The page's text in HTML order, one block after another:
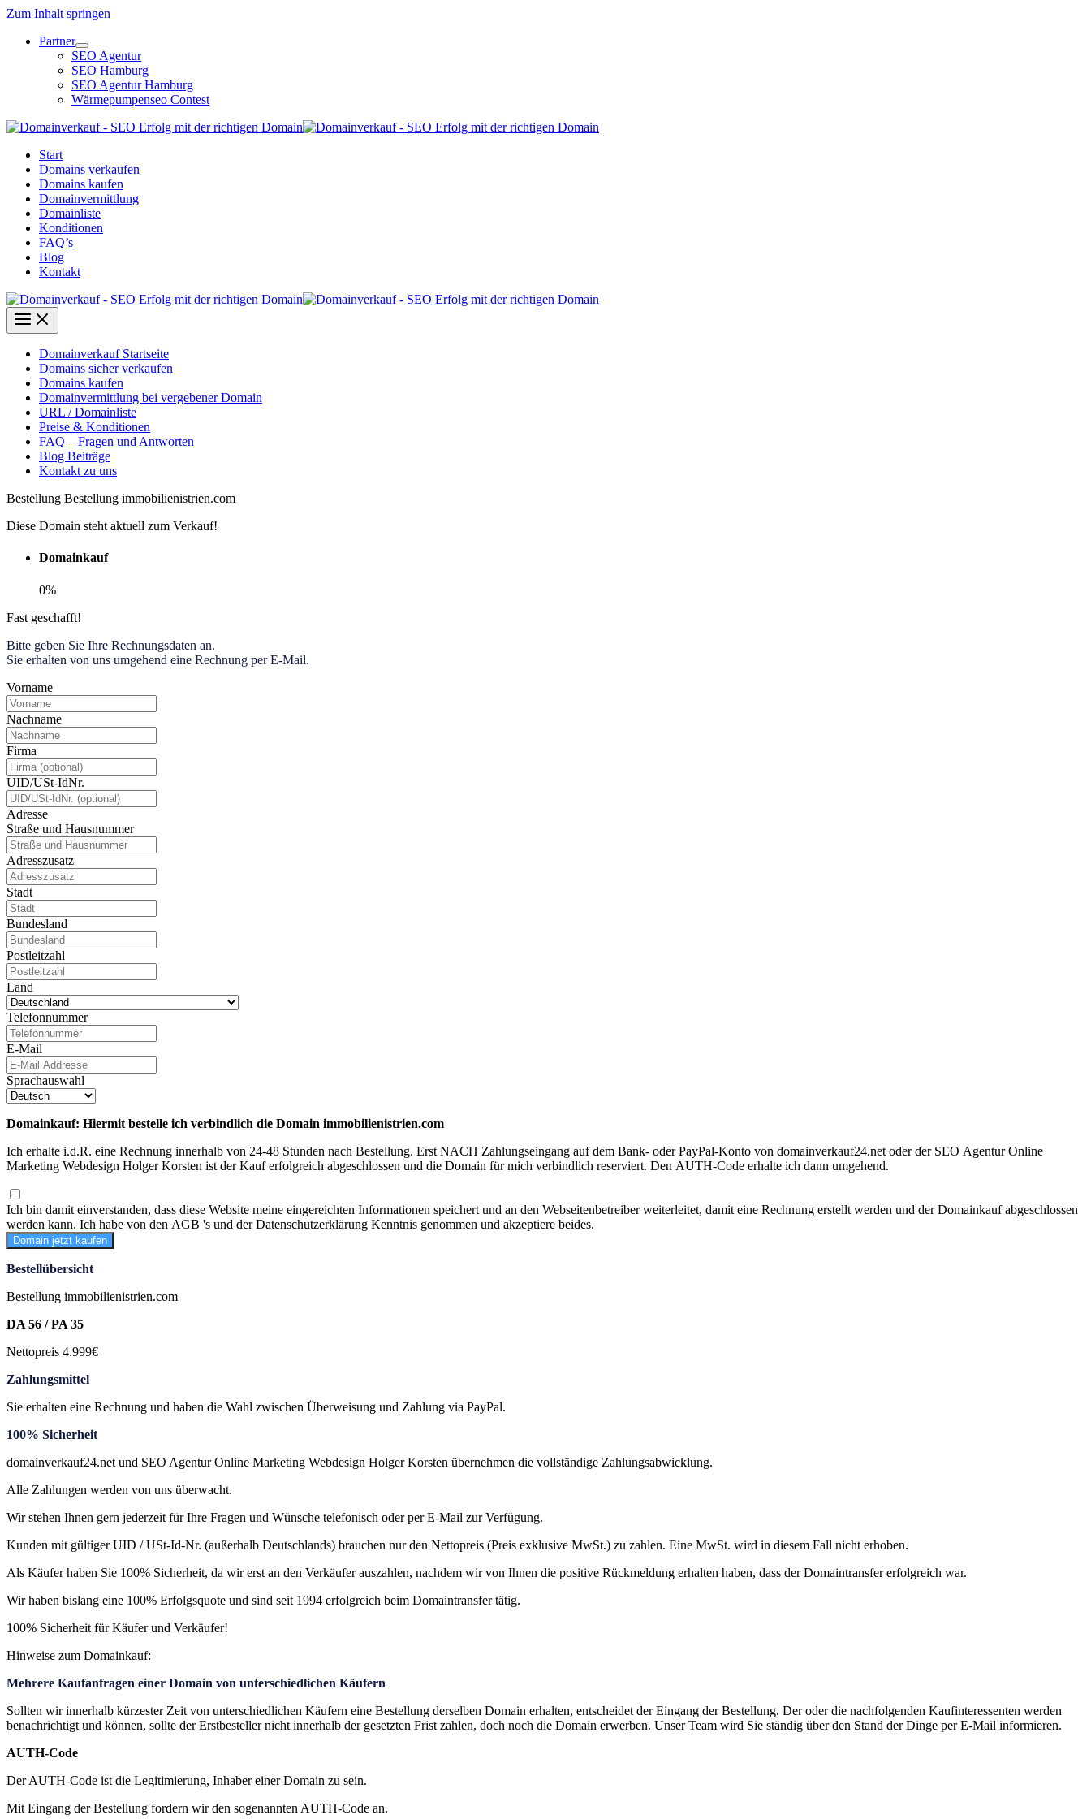
Zum Inhalt springen
Partner
SEO Agentur
SEO Hamburg
SEO Agentur Hamburg
Wärmepumpenseo Contest
Start
Domains verkaufen
Domains kaufen
Domainvermittlung
Domainliste
Konditionen
FAQ’s
Blog
Kontakt
Domainverkauf Startseite
Domains sicher verkaufen
Domains kaufen
Domainvermittlung bei vergebener Domain
URL / Domainliste
Preise & Konditionen
FAQ – Fragen und Antworten
Blog Beiträge
Kontakt zu uns
Bestellung Bestellung immobilienistrien.com
Diese Domain steht aktuell zum Verkauf!
Domainkauf
0%
Fast geschafft!
Bitte geben Sie Ihre Rechnungsdaten an.
Sie erhalten von uns umgehend eine Rechnung per E-Mail.
Vorname
Nachname
Firma
UID/USt-IdNr.
Adresse
Straße und Hausnummer
Adresszusatz
Stadt
Bundesland
Postleitzahl
Land
Telefonnummer
E-Mail
Sprachauswahl
Domainkauf: Hiermit bestelle ich verbindlich die Domain immobilienistrien.com
Ich erhalte i.d.R. eine Rechnung innerhalb von 24-48 Stunden nach Bestellung. Erst NACH Zahlungseingang auf dem Bank- oder PayPal-Konto von domainverkauf24.net oder der SEO Agentur Online
Marketing Webdesign Holger Korsten ist der Kauf erfolgreich abgeschlossen und die Domain für mich verbindlich reserviert. Den AUTH-Code erhalte ich dann umgehend.
Ich bin damit einverstanden, dass diese Website meine eingereichten Informationen speichert und an den Webseitenbetreiber weiterleitet, damit eine Rechnung erstellt werden und der Domainkauf abgeschlossen
werden kann. Ich habe von den AGB 's und der Datenschutzerklärung Kenntnis genommen und akzeptiere beides.
Domain jetzt kaufen
Bestellübersicht
Bestellung immobilienistrien.com
DA 56 / PA 35
Nettopreis 4.999€
Zahlungsmittel
Sie erhalten eine Rechnung und haben die Wahl zwischen Überweisung und Zahlung via PayPal.
100% Sicherheit
domainverkauf24.net und SEO Agentur Online Marketing Webdesign Holger Korsten übernehmen die vollständige Zahlungsabwicklung.
Alle Zahlungen werden von uns überwacht.
Wir stehen Ihnen gern jederzeit für Ihre Fragen und Wünsche telefonisch oder per E-Mail zur Verfügung.
Kunden mit gültiger UID / USt-Id-Nr. (außerhalb Deutschlands) brauchen nur den Nettopreis (Preis exklusive MwSt.) zu zahlen. Eine MwSt. wird in diesem Fall nicht erhoben.
Als Käufer haben Sie 100% Sicherheit, da wir erst an den Verkäufer auszahlen, nachdem wir von Ihnen die positive Rückmeldung erhalten haben, dass der Domaintransfer erfolgreich war.
Wir haben bislang eine 100% Erfolgsquote und sind seit 1994 erfolgreich beim Domaintransfer tätig.
100% Sicherheit für Käufer und Verkäufer!
Hinweise zum Domainkauf:
Mehrere Kaufanfragen einer Domain von unterschiedlichen Käufern
Sollten wir innerhalb kürzester Zeit von unterschiedlichen Käufern eine Bestellung derselben Domain erhalten, entscheidet der Eingang der Bestellung. Der oder die nachfolgenden Kaufinteressenten werden
benachrichtigt und können, sollte der Erstbesteller nicht innerhalb der gesetzten Frist zahlen, doch noch die Domain erwerben. Unser Team wird Sie ständig über den Stand der Dinge per E-Mail informieren.
AUTH-Code
Der AUTH-Code ist die Legitimierung, Inhaber einer Domain zu sein.
Mit Eingang der Bestellung fordern wir den sogenannten AUTH-Code an.